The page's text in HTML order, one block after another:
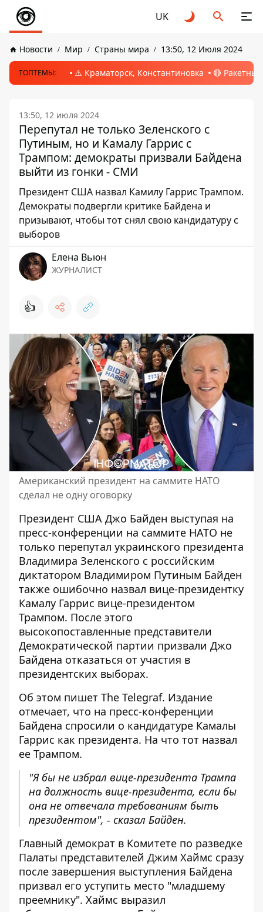
UK
Новости Мир Страны мира 13:50, 12 Июля 2024
ТОПТЕМЫ: ⚠️ Краматорск, Константиновка 🔴
13:50, 12 июля 2024
Перепутал не только Зеленского с
Путиным, но и Камалу Гаррис с
Трампом: демократы призвали Байдена
выйти из гонки - СМИ
Президент США назвал Камилу Гаррис Трампом.
Демократы подвергли критике Байдена и
призывают, чтобы тот снял свою кандидатуру с
выборов
Елена Вьюн
ЖУРНАЛИСТ
👍
Американский президент на саммите НАТО
сделал не одну оговорку
Президент США Джо Байден выступая на
пресс-конференции на саммите НАТО не
только перепутал украинского президента
Владимира Зеленского с российским
диктатором Владимиром Путиным Байден
также ошибочно назвал вице-президентку
Камалу Гаррис вице-президентом
Трампом. После этого
высокопоставленные представители
Демократической партии призвали Джо
Байдена отказаться от участия в
президентских выборах.
Об этом пишет The Telegraf. Издание
отмечает, что на пресс-конференции
Байдена спросили о кандидатуре Камалы
Гаррис как президента. На что тот назвал
ее Трампом.
"Я бы не избрал вице-президента Трампа
на должность вице-президента, если бы
она не отвечала требованиям быть
президентом", - сказал Байден.
Главный демократ в Комитете по разведке
Палаты представителей Джим Хаймс сразу
после завершения выступления Байдена
призвал его уступить место "младшему
преемнику". Хаймс выразил